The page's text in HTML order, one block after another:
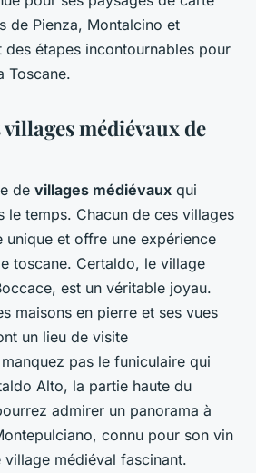
de Pienza, Montalcino et
des étapes incontournables pour
Toscane.
médiévaux de
de villages médiévaux qui
le temps. Chacun de ces villages
unique et offre une expérience
toscane. Certaldo, le village
est un véritable joyau.
maisons en pierre et ses vues
un lieu de visite
pas le funiculaire qui
Alto, la partie haute du
admirer un panorama à
connu pour son vin
village médiéval fascinant.